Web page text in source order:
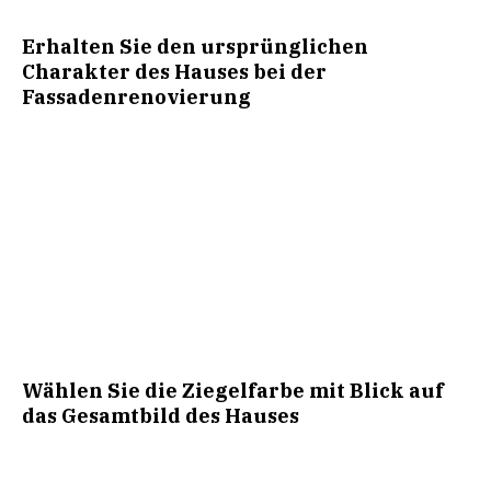
Erhalten Sie den ursprünglichen
Charakter des Hauses bei der
Fassadenrenovierung
Wählen Sie die Ziegelfarbe mit Blick auf
das Gesamtbild des Hauses